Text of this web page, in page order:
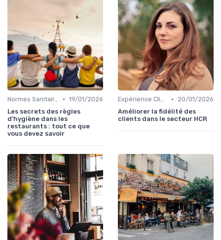
Normes Sanitaires • 19/01/2026
Les secrets des règles
d'hygiène dans les
restaurants : tout ce que
vous devez savoir
Expérience Client •
20/01/2026
Améliorer la fidélité des
clients dans le secteur HCR